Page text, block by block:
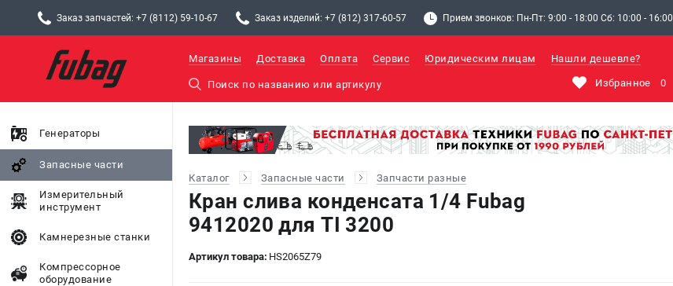
Заказ запчастей: +7 (8112) 59-10-67 Заказ изделий: +7 (812) 317-60-57 Прием звонков: Пн-Пт: 9:00 - 18:00 Сб: 10:00 - 16:00
Магазины Доставка Оплата Сервис Юридическим лицам Нашли дешевле?
Избранное 0
Генераторы
Запасные части
Измерительный
инструмент
Камнерезные станки
Компрессорное
оборудование
Каталог Запасные части Запчасти разные
Кран слива конденсата 1/4 Fubag
9412020 для TI 3200
Артикул товара: HS2065Z79